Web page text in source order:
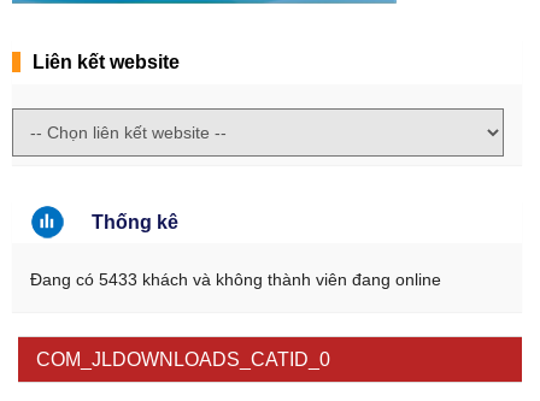
Liên kết website
Thống kê
Đang có 5433 khách và không thành viên đang online
COM_JLDOWNLOADS_CATID_0